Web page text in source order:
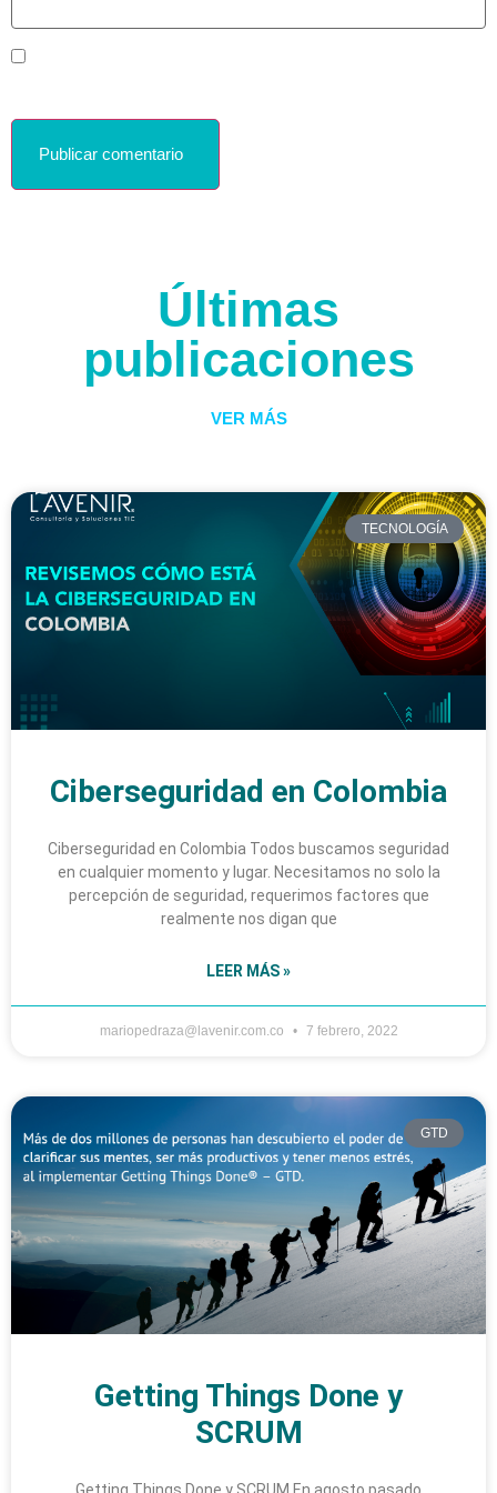
Últimas
publicaciones
VER MÁS
TECNOLOGÍA
Ciberseguridad en Colombia
Ciberseguridad en Colombia Todos buscamos seguridad
en cualquier momento y lugar. Necesitamos no solo la
percepción de seguridad, requerimos factores que
realmente nos digan que
LEER MÁS »
mariopedraza@lavenir.com.co 7 febrero, 2022
GTD
Getting Things Done y
SCRUM
Getting Things Done y SCRUM En agosto pasado